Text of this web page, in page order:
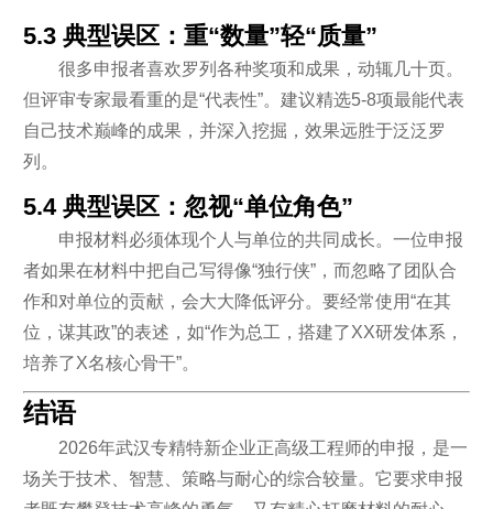
5.3 典型误区：重“数量”轻“质量”
很多申报者喜欢罗列各种奖项和成果，动辄几十页。
但评审专家最看重的是“代表性”。建议精选5-8项最能代表
自己技术巅峰的成果，并深入挖掘，效果远胜于泛泛罗
列。
5.4 典型误区：忽视“单位角色”
申报材料必须体现个人与单位的共同成长。一位申报
者如果在材料中把自己写得像“独行侠”，而忽略了团队合
作和对单位的贡献，会大大降低评分。要经常使用“在其
位，谋其政”的表述，如“作为总工，搭建了XX研发体系，
培养了X名核心骨干”。
结语
2026年武汉专精特新企业正高级工程师的申报，是一
场关于技术、智慧、策略与耐心的综合较量。它要求申报